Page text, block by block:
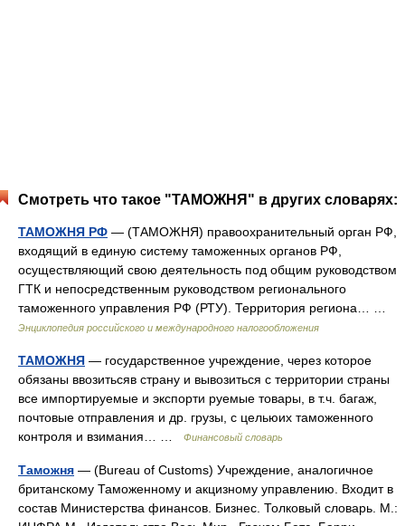
Смотреть что такое "ТАМОЖНЯ" в других словарях:
ТАМОЖНЯ РФ — (ТАМОЖНЯ) правоохранительный орган РФ,
входящий в единую систему таможенных органов РФ,
осуществляющий свою деятельность под общим руководством
ГТК и непосредственным руководством регионального
таможенного управления РФ (РТУ). Территория региона… …
Энциклопедия российского и международного налогообложения
ТАМОЖНЯ — государственное учреждение, через которое
обязаны ввозитьсяв страну и вывозиться с территории страны
все импортируемые и экспорти руемые товары, в т.ч. багаж,
почтовые отправления и др. грузы, с цельюих таможенного
контроля и взимания… …
Финансовый словарь
Таможня — (Вureau of Customs) Учреждение, аналогичное
британскому Таможенному и акцизному управлению. Входит в
состав Министерства финансов. Бизнес. Толковый словарь. М.: